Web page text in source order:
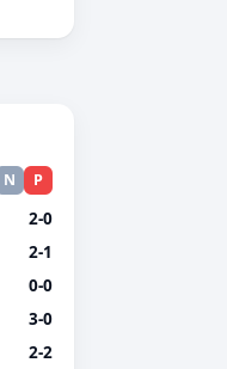
N P
2-0
2-1
0-0
3-0
2-2